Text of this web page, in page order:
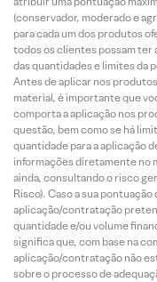
(conservador, moderado e
para cada um dos produtos
todos os clientes possam ter
das quantidades e limites da
Antes de aplicar nos
material, é importante que
comporta a aplicação nos
questão, bem como se há
quantidade para a aplicação
informações diretamente no
ainda, consultando o risco
Risco). Caso a sua
aplicação/contratação
quantidade e/ou volume
significa que, com base na
aplicação/contratação não
sobre o processo de